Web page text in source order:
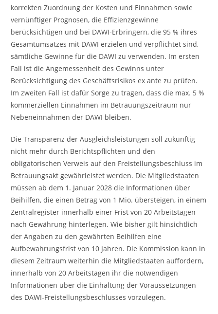
korrekten Zuordnung der Kosten und Einnahmen sowie
vernünftiger Prognosen, die Effizienzgewinne
berücksichtigen und bei DAWI-Erbringern, die 95 % ihres
Gesamtumsatzes mit DAWI erzielen und verpflichtet sind,
sämtliche Gewinne für die DAWI zu verwenden. Im ersten
Fall ist die Angemessenheit des Gewinns unter
Berücksichtigung des Geschäftsrisikos ex ante zu prüfen.
Im zweiten Fall ist dafür Sorge zu tragen, dass die max. 5 %
kommerziellen Einnahmen im Betrauungszeitraum nur
Nebeneinnahmen der DAWI bleiben.
Die Transparenz der Ausgleichsleistungen soll zukünftig
nicht mehr durch Berichtspflichten und den
obligatorischen Verweis auf den Freistellungsbeschluss im
Betrauungsakt gewährleistet werden. Die Mitgliedstaaten
müssen ab dem 1. Januar 2028 die Informationen über
Beihilfen, die einen Betrag von 1 Mio. übersteigen, in einem
Zentralregister innerhalb einer Frist von 20 Arbeitstagen
nach Gewährung hinterlegen. Wie bisher gilt hinsichtlich
der Angaben zu den gewährten Beihilfen eine
Aufbewahrungsfrist von 10 Jahren. Die Kommission kann in
diesem Zeitraum weiterhin die Mitgliedstaaten auffordern,
innerhalb von 20 Arbeitstagen ihr die notwendigen
Informationen über die Einhaltung der Voraussetzungen
des DAWI-Freistellungsbeschlusses vorzulegen.